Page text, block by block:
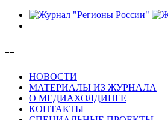
--
НОВОСТИ
МАТЕРИАЛЫ ИЗ ЖУРНАЛА
О МЕДИАХОЛДИНГЕ
КОНТАКТЫ